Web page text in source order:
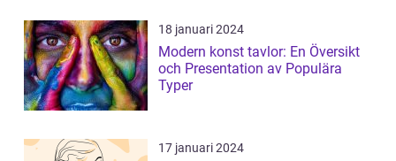
18 januari 2024
Modern konst tavlor: En Översikt
och Presentation av Populära
Typer
17 januari 2024